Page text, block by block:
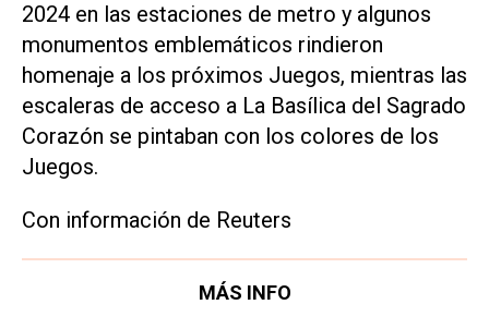
2024 en las estaciones de metro y algunos
monumentos emblemáticos rindieron
homenaje a los próximos Juegos, mientras las
escaleras de acceso a La Basílica del Sagrado
Corazón se pintaban con los colores de los
Juegos.
Con información de Reuters
MÁS INFO